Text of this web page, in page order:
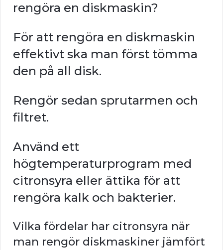
rengöra en diskmaskin?
För att rengöra en diskmaskin
effektivt ska man först tömma
den på all disk.
Rengör sedan sprutarmen och
filtret.
Använd ett
högtemperaturprogram med
citronsyra eller ättika för att
rengöra kalk och bakterier.
Vilka fördelar har citronsyra när
man rengör diskmaskiner jämfört